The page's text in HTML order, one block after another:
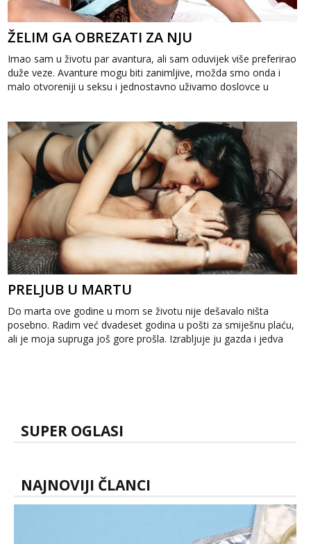
ŽELIM GA OBREZATI ZA NJU
Imao sam u životu par avantura, ali sam oduvijek više preferirao
duže veze. Avanture mogu biti zanimljive, možda smo onda i
malo otvoreniji u seksu i jednostavno uživamo doslovce u
PRELJUB U MARTU
Do marta ove godine u mom se životu nije dešavalo ništa
posebno. Radim već dvadeset godina u pošti za smiješnu plaću,
ali je moja supruga još gore prošla. Izrabljuje ju gazda i jedva
SUPER OGLASI
NAJNOVIJI ČLANCI